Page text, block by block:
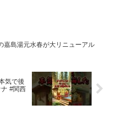
嘉島湯元水春が大リニューアル
気で後
#関西